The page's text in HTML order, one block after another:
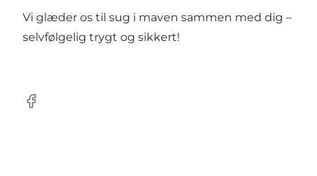
Vi glæder os til sug i maven sammen med dig –
selvfølgelig trygt og sikkert!
Facebook